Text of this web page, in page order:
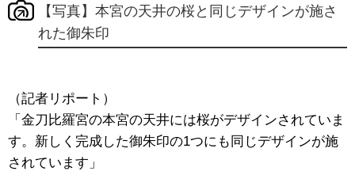
【写真】本宮の天井の桜と同じデザインが施さ
れた御朱印
（記者リポート）
「金刀比羅宮の本宮の天井には桜がデザインされていま
す。新しく完成した御朱印の1つにも同じデザインが施
されています」